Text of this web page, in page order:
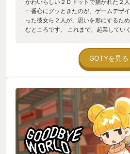
かわいらしい２Ｄドットで描かれた２
一番心にグッときたのが、ゲームデザ
った彼女ら２人が、思いを形にするた
むところです。 これまで、起業してい
は、とても心に突き刺さりました。 彼
いらしく描かれていますが、その信念
白で強いのだなと思いながら物語を進
厳しい現実にどのように立ち向かうの
なっていくのか、最後まで遊んで見届
す。
GOTYを見る